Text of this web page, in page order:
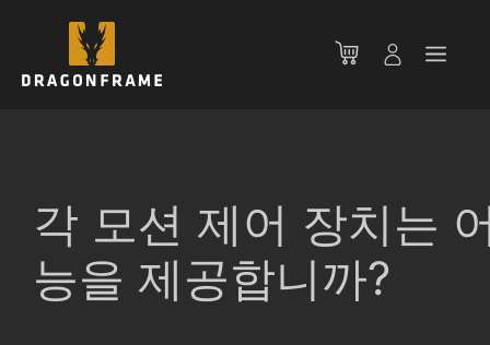
메
각 모션 제어 장치는
능을 제공합니까?